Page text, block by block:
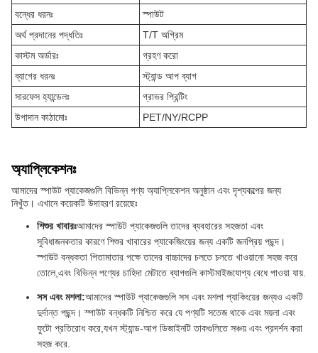
বন্ধের ধরনঃ
স্পাউট
অর্থ প্রদানের পদ্ধতিঃ
T/T অগ্রিম
কাস্টম অর্ডারঃ
গ্রহণ করো
ব্যাগের ধরনঃ
স্ট্যান্ড আপ ব্যাগ
সারফেস হ্যান্ডেলঃ
গ্রাভর প্রিন্টিং
উপাদান কাঠামোঃ
PET/NY/RCPP
অ্যাপ্লিকেশনঃ
আমাদের স্পাউট প্যাকেজগুলি বিভিন্ন পণ্য অ্যাপ্লিকেশন অনুষ্ঠান এবং দৃশ্যকল্পের জন্য
নিখুঁত। এখানে কয়েকটি উদাহরণ রয়েছেঃ
শিশুর খাবারঃআমাদের স্পাউট প্যাকেজগুলি তাদের ব্যবহারের সহজতা এবং
সুবিধাজনকতার কারণে শিশুর খাবারের প্যাকেজিংয়ের জন্য একটি জনপ্রিয় পছন্দ।
স্পাউট বন্ধকতা পিতামাতার পক্ষে তাদের বাচ্চাদের চলতে চলতে খাওয়ানো সহজ করে
তোলে,এবং বিভিন্ন পণ্যের চাহিদা মেটাতে ব্যাগগুলি কাস্টমাইজযোগ্য বেধে পাওয়া যায়.
সস এবং মশলা:আমাদের স্পাউট প্যাকেজগুলি সস এবং মশলা প্যাকিংয়ের জন্যও একটি
দুর্দান্ত পছন্দ। স্পাউট বন্ধকটি নিশ্চিত করে যে পণ্যটি সতেজ থাকে এবং ময়লা এবং
ফুটো প্রতিরোধ করে,যখন স্ট্যান্ড-আপ ডিজাইনটি তাকগুলিতে সঞ্চয় এবং প্রদর্শন করা
সহজ করে.